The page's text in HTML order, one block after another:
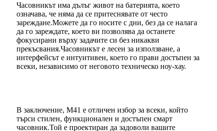
Часовникът има дълъг живот на батерията, което
означава, че няма да се притеснявате от често
зареждане.Можете да го носите с дни, без да се налага
да го зареждате, което ви позволява да останете
фокусирани върху задачите си без никакви
прекъсвания.Часовникът е лесен за използване, а
интерфейсът е интуитивен, което го прави достъпен за
всеки, независимо от неговото техническо ноу-хау.
В заключение, M41 е отличен избор за всеки, който
търси стилен, функционален и достъпен смарт
часовник.Той е проектиран да задоволи вашите